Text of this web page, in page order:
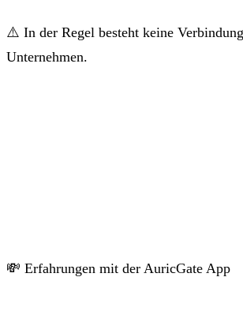
⚠️ In der Regel besteht keine
Unternehmen.
💸 Erfahrungen mit der AuricGate App